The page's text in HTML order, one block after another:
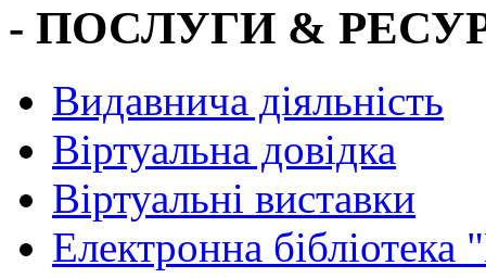
- ПОСЛУГИ &
Видавнича діяльність
Віртуальна довідка
Віртуальні виставки
Електронна